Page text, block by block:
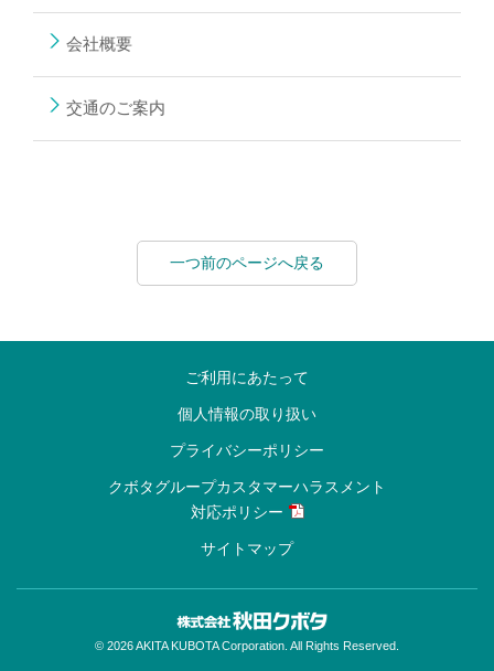
会社概要
交通のご案内
一つ前のページへ戻る
ご利用にあたって
個人情報の取り扱い
プライバシーポリシー
クボタグループカスタマーハラスメント
対応ポリシー
サイトマップ
© 2026 AKITA KUBOTA Corporation. All Rights Reserved.